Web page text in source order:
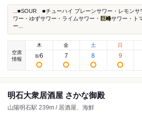
...■SOUR ■チューハイ プレーンサワー・レモンサ
ワー・ゆずサワー・ライムサワー・ 巨峰サワー・ト
ー...
空席
情報
木
8/6
金
7
土
8
日
9
明石大衆居酒屋 さかな御殿
山陽明石駅 239m / 居酒屋、海鮮